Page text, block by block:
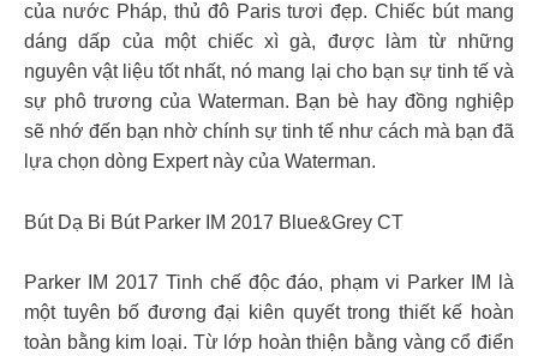
của nước Pháp, thủ đô Paris tươi đẹp. Chiếc bút mang
dáng dấp của một chiếc xì gà, được làm từ những
nguyên vật liệu tốt nhất, nó mang lại cho bạn sự tinh tế và
sự phô trương của Waterman. Bạn bè hay đồng nghiệp
sẽ nhớ đến bạn nhờ chính sự tinh tế như cách mà bạn đã
lựa chọn dòng Expert này của Waterman.
Bút Dạ Bi Bút Parker IM 2017 Blue&Grey CT
Parker IM 2017 Tinh chế độc đáo, phạm vi Parker IM là
một tuyên bố đương đại kiên quyết trong thiết kế hoàn
toàn bằng kim loại. Từ lớp hoàn thiện bằng vàng cổ điển